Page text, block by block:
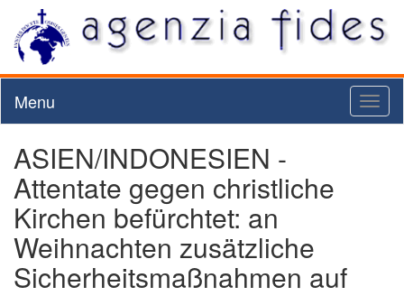
Menu
ASIEN/INDONESIEN -
Attentate gegen christliche
Kirchen befürchtet: an
Weihnachten zusätzliche
Sicherheitsmaßnahmen auf